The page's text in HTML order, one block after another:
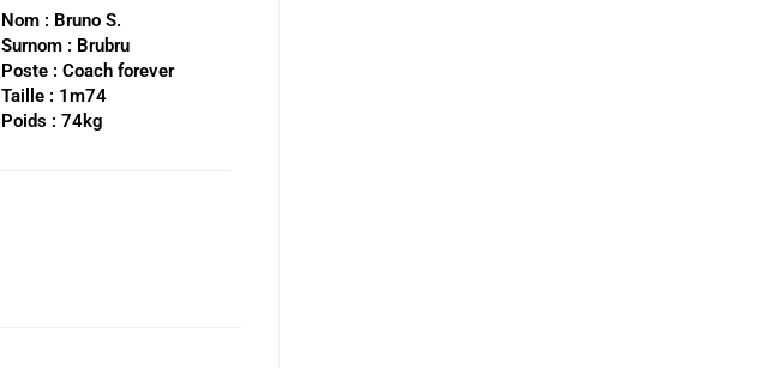
Nom : Bruno S.
Surnom : Brubru
Poste : Coach forever
Taille : 1m74
Poids : 74kg